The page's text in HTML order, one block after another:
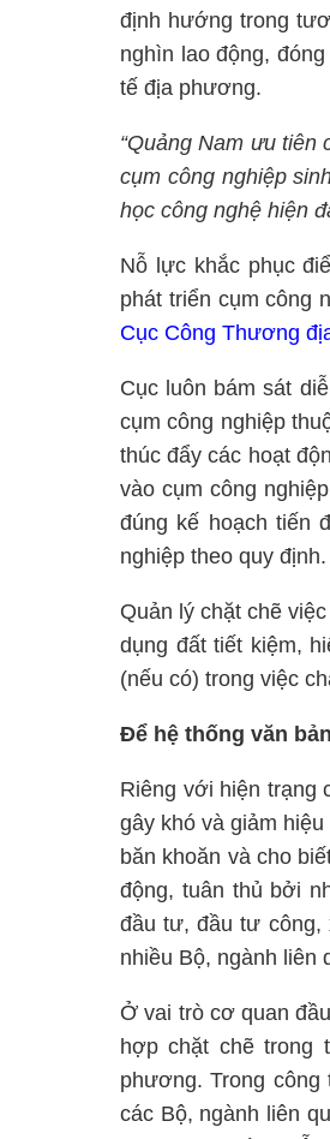
định hướng trong
nghìn lao động,
tế địa phương.
“Quảng Nam ưu
cụm công nghiệp
học công nghệ hiện
Nỗ lực khắc phục
phát triển cụm công
Cục Công Thương
Cục luôn bám sát
cụm công nghiệp
thúc đẩy các hoạt
vào cụm công
đúng kế hoạch tiến
nghiệp theo quy định.
Quản lý chặt chẽ
dụng đất tiết kiệm,
(nếu có) trong việc
Để hệ thống văn
Riêng với hiện trạng
gây khó và giảm
băn khoăn và cho
động, tuân thủ bởi
đầu tư, đầu tư công,
nhiều Bộ, ngành liên
Ở vai trò cơ quan
hợp chặt chẽ trong
phương. Trong công
các Bộ, ngành liên